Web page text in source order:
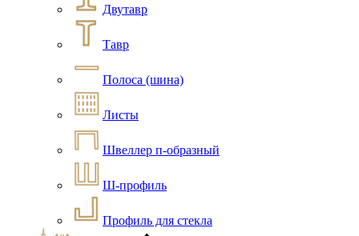
Двутавр
Тавр
Полоса (шина)
Листы
Швеллер п-образный
Ш-профиль
Профиль для стекла